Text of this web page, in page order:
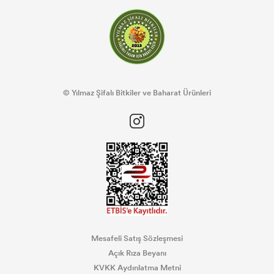
© Yılmaz Şifalı Bitkiler ve Baharat Ürünleri
Mesafeli Satış Sözleşmesi
Açık Rıza Beyanı
KVKK Aydınlatma Metni